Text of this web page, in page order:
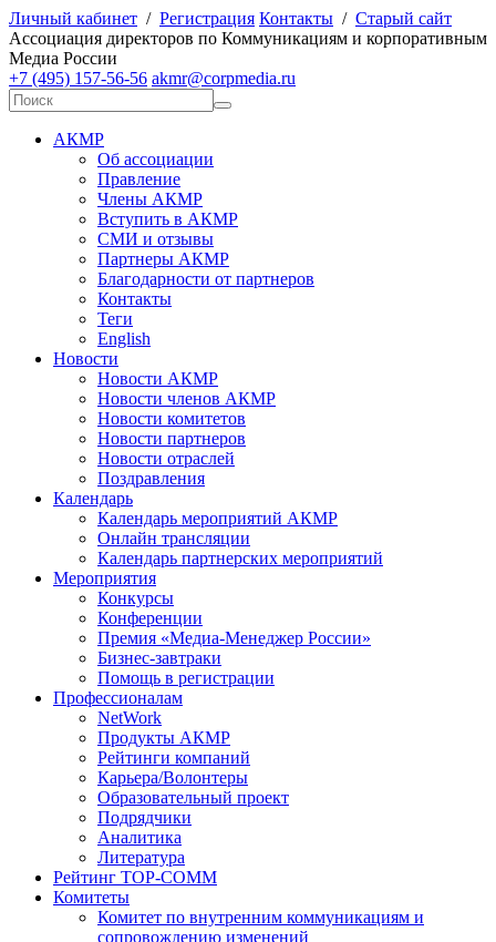
Личный кабинет / Регистрация Контакты / Старый сайт
Ассоциация директоров по Коммуникациям и корпоративным
Медиа России
+7 (495) 157-56-56 akmr@corpmedia.ru
АКМР
Об ассоциации
Правление
Члены АКМР
Вступить в АКМР
СМИ и отзывы
Партнеры АКМР
Благодарности от партнеров
Контакты
Теги
English
Новости
Новости АКМР
Новости членов АКМР
Новости комитетов
Новости партнеров
Новости отраслей
Поздравления
Календарь
Календарь мероприятий АКМР
Онлайн трансляции
Календарь партнерских мероприятий
Мероприятия
Конкурсы
Конференции
Премия «Медиа-Менеджер России»
Бизнес-завтраки
Помощь в регистрации
Профессионалам
NetWork
Продукты АКМР
Рейтинги компаний
Карьера/Волонтеры
Образовательный проект
Подрядчики
Аналитика
Литература
Рейтинг TOP-COMM
Комитеты
Комитет по внутренним коммуникациям и
сопровождению изменений